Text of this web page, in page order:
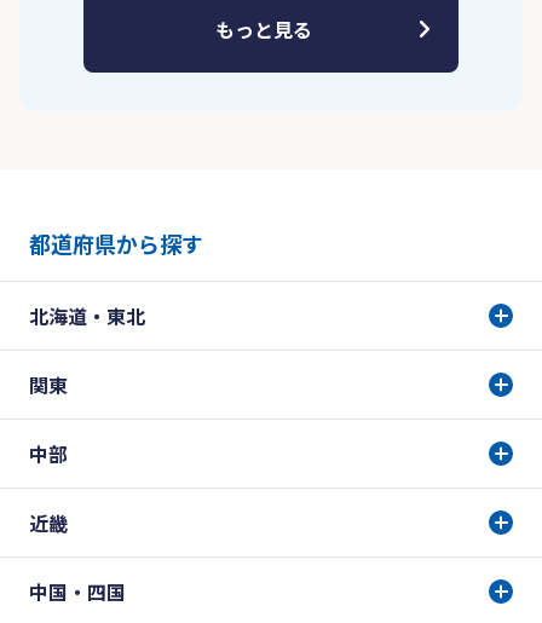
もっと見る
都道府県から探す
北海道・東北
関東
中部
近畿
中国・四国